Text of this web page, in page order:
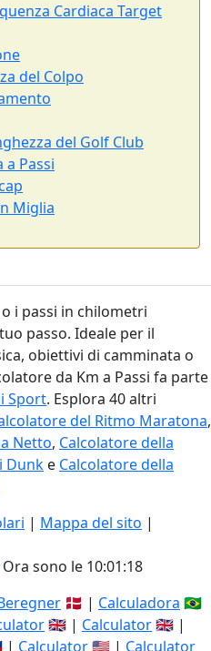
Cardiaca Target
del Colpo
del Golf Club
a Passi
Miglia
i passi in chilometri
passo. Ideale per il
obiettivi di camminata o
da Km a Passi fa parte
Sport. Esplora 40 altri
del Ritmo Maratona,
Netto, Calcolatore della
Dunk e Calcolatore della
| Mappa del sito |
Ora sono le 10:01:18
🇩🇰 | Calculadora 🇧🇷
🇬🇧 | Calculator🇬🇧 |
| Calculator🇺🇸 | Calculator